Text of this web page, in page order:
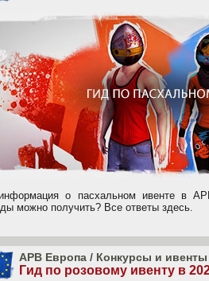
о пасхальном ивенте в
можно получить? Все ответы здесь.
APB Европа / Конкурсы и ивенты
Гид по розовому ивенту в